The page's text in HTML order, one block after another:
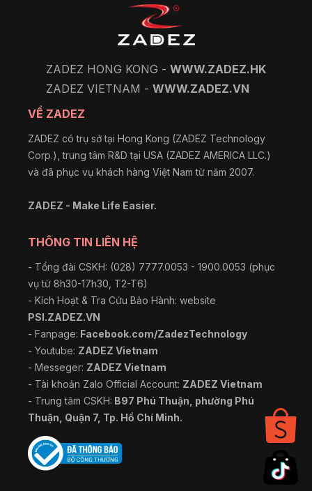
ZADEZ HONG KONG - WWW.ZADEZ.HK
ZADEZ VIETNAM - WWW.ZADEZ.VN
VỀ ZADEZ
ZADEZ có trụ sở tại Hong Kong (ZADEZ Technology
Corp.), trung tâm R&D tại USA (ZADEZ AMERICA LLC.)
và đã phục vụ khách hàng Việt Nam từ năm 2007.
ZADEZ - Make Life Easier.
THÔNG TIN LIÊN HỆ
- Tổng đài CSKH: (028) 7777.0053 - 1900.0053 (phục
vụ từ 8h30-17h30, T2-T6)
- Kích Hoạt & Tra Cứu Bảo Hành: website
PSI.ZADEZ.VN
- Fanpage: Facebook.com/ZadezTechnology
- Youtube: ZADEZ Vietnam
- Messeger: ZADEZ Vietnam
- Tài khoản Zalo Official Account: ZADEZ Vietnam
- Trung tâm CSKH: B97 Phú Thuận, phường Phú
Thuận, Quận 7, Tp. Hồ Chí Minh.